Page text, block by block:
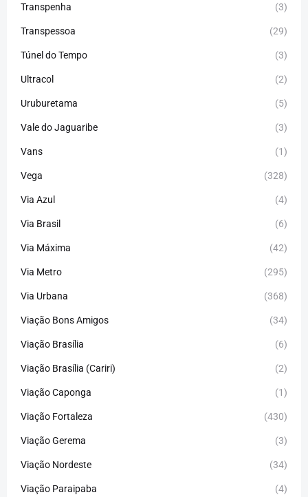
Transpenha (3)
Transpessoa (29)
Túnel do Tempo (3)
Ultracol (2)
Uruburetama (5)
Vale do Jaguaribe (3)
Vans (1)
Vega (328)
Via Azul (4)
Via Brasil (6)
Via Máxima (42)
Via Metro (295)
Via Urbana (368)
Viação Bons Amigos (34)
Viação Brasília (6)
Viação Brasília (Cariri) (2)
Viação Caponga (1)
Viação Fortaleza (430)
Viação Gerema (3)
Viação Nordeste (34)
Viação Paraipaba (4)